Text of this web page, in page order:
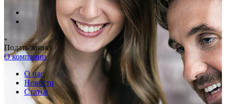
Подать заявку
О компании
О нас
Новости
Статьи